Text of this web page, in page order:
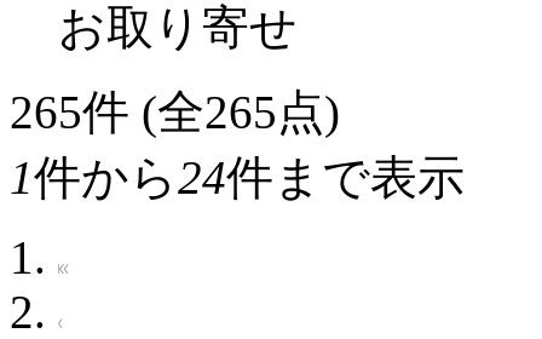
お取り寄せ
265件 (全265点)
1件から24件まで表示